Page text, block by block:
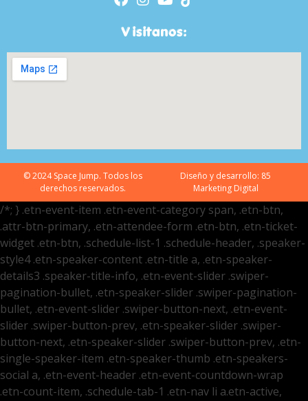
Visitanos:
© 2024 Space Jump. Todos los
derechos reservados.
Diseño y desarrollo: 85
Marketing Digital
/*; } .etn-event-item .etn-event-category span, .etn-btn,
.attr-btn-primary, .etn-attendee-form .etn-btn, .etn-ticket-
widget .etn-btn, .schedule-list-1 .schedule-header, .speaker-
style4 .etn-speaker-content .etn-title a, .etn-speaker-
details3 .speaker-title-info, .etn-event-slider .swiper-
pagination-bullet, .etn-speaker-slider .swiper-pagination-
bullet, .etn-event-slider .swiper-button-next, .etn-event-
slider .swiper-button-prev, .etn-speaker-slider .swiper-
button-next, .etn-speaker-slider .swiper-button-prev, .etn-
single-speaker-item .etn-speaker-thumb .etn-speakers-
social a, .etn-event-header .etn-event-countdown-wrap
.etn-count-item, .schedule-tab-1 .etn-nav li a.etn-active,